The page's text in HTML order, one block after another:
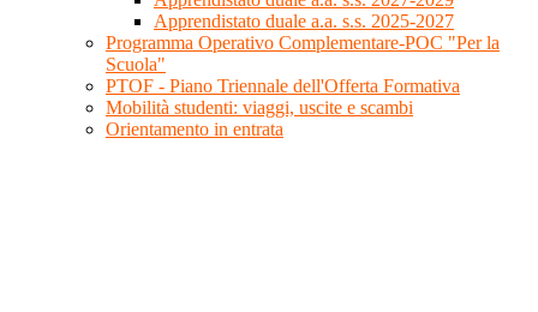
Apprendistato duale a.a. s.s. 2025-2027
Programma Operativo Complementare-POC "Per la
Scuola"
PTOF - Piano Triennale dell'Offerta Formativa
Mobilità studenti: viaggi, uscite e scambi
Orientamento in entrata